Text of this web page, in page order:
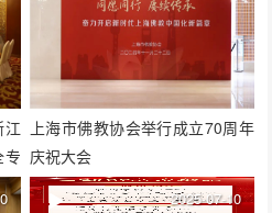
专
上海市佛教协会举行成立70周年
庆祝大会
2025-07-10